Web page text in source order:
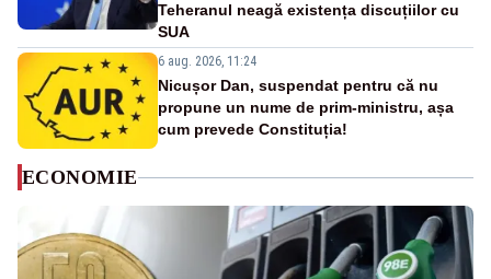
Teheranul neagă existența discuțiilor cu
SUA
6 aug. 2026, 11:24
Nicușor Dan, suspendat pentru că nu
propune un nume de prim-ministru, așa
cum prevede Constituția!
ECONOMIE